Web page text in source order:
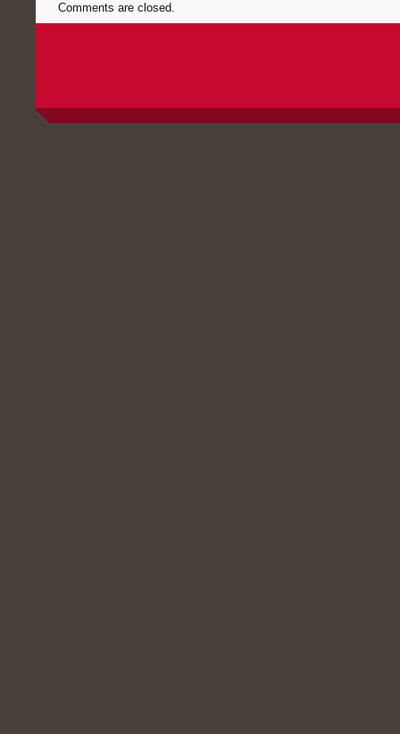
Comments are closed.